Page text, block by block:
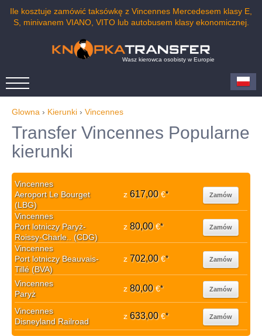
Ile kosztuje zamówić taksówkę z Vincennes Mercedesem klasy E,
S, minivanem VIANO, VITO lub autobusem klasy ekonomicznej.
Wasz kierowca osobisty w Europie
Glowna › Kierunki › Vincennes
Transfer Vincennes Popularne
kierunki
Vincennes
Aeroport Le Bourget
(LBG)
z 617,00€* Zamów
Vincennes
Port lotniczy Paryż-
Roissy-Charle.. (CDG)
z 80,00€* Zamów
Vincennes
Port lotniczy Beauvais-
Tillé (BVA)
z 702,00€* Zamów
Vincennes
Paryż
z 80,00€* Zamów
Vincennes
Disneyland Railroad
z 633,00€* Zamów